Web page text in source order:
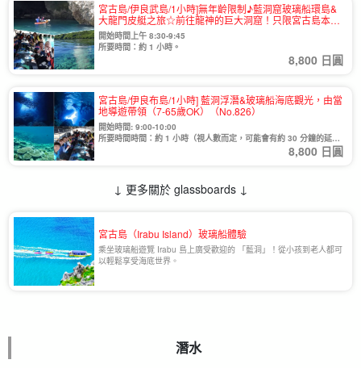
宮古島/伊良武島/1小時]無年齡限制♪藍洞窟玻璃船環島&
大龍門皮艇之旅☆前往龍神的巨大洞窟！只限宮古島本店
☆(1003號)
開始時間上午 8:30-9:45
所要時間：約 1 小時。
8,800 日圓
宮古島/伊良布島/1小時] 藍洞浮潛&玻璃船海底觀光，由當
地導遊帶領（7-65歲OK）（No.826）
開始時間: 9:00-10:00
所要時間時間：約 1 小時（視人數而定，可能會有約 30 分鐘的延
8,800 日圓
↓ 更多關於 glassboards ↓
宮古島（Irabu Island）玻璃船體驗
乘坐玻璃船遊覽 Irabu 島上廣受歡迎的 「藍洞」！從小孩到老人都可
以輕鬆享受海底世界。
潛水